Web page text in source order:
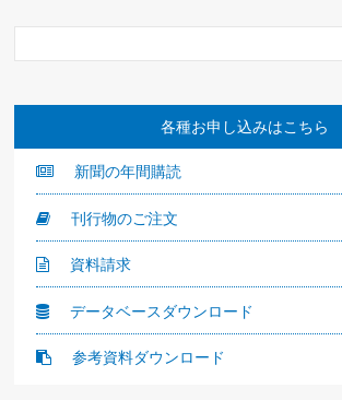
各種お申し込みはこちら
新聞の年間購読
刊行物のご注文
資料請求
データベースダウンロード
参考資料ダウンロード